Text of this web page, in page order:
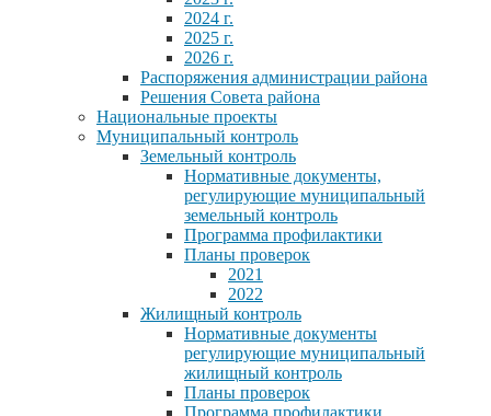
2024 г.
2025 г.
2026 г.
Распоряжения администрации района
Решения Совета района
Национальные проекты
Муниципальный контроль
Земельный контроль
Нормативные документы,
регулирующие муниципальный
земельный контроль
Программа профилактики
Планы проверок
2021
2022
Жилищный контроль
Нормативные документы
регулирующие муниципальный
жилищный контроль
Планы проверок
Программа профилактики